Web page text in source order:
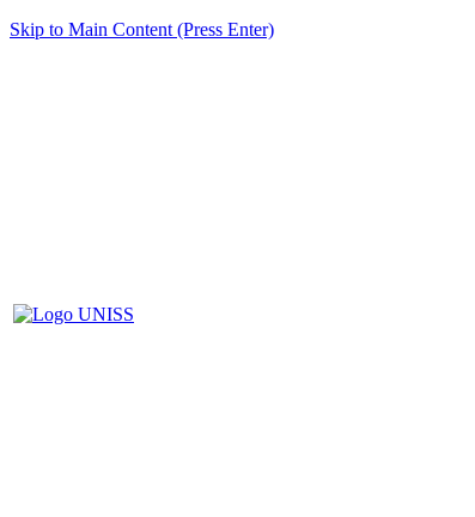
Skip to Main Content (Press Enter)